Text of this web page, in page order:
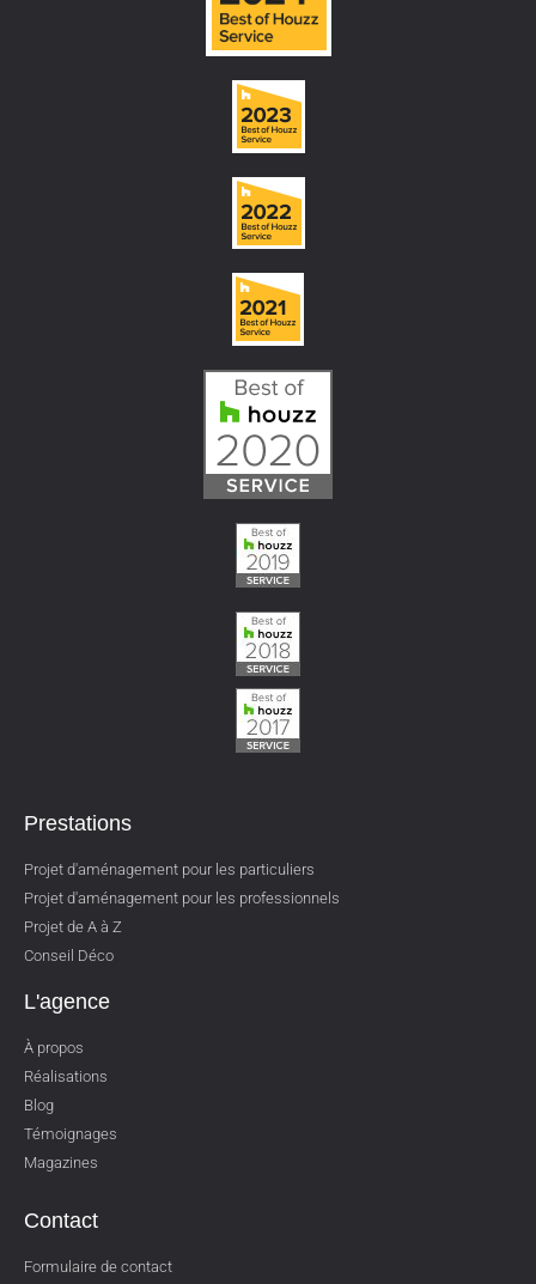
Prestations
Projet d'aménagement pour les particuliers
Projet d'aménagement pour les professionnels
Projet de A à Z
Conseil Déco
L'agence
À propos
Réalisations
Blog
Témoignages
Magazines
Contact
Formulaire de contact